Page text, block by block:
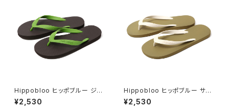
Hippobloo ヒッポブルー ジャ
ングル ナチュラルラバービーチ
サンダル 天然ゴム メンズ レディ
¥2,530
Hippobloo ヒッポブルー サン
ド ナチュラルラバービーチサン
ダル 天然ゴム メンズ レディース
¥2,530